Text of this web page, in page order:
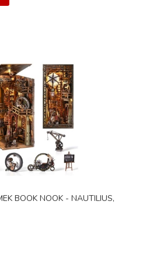
BOOK NOOK - NAUTILIUS,